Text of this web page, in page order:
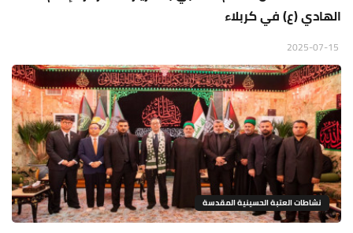
الهادي (ع) في كربلاء
نشاطات العتبة الحسينية المقدسة